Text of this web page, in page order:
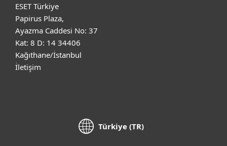
ESET Türkiye
Papirus Plaza,
Ayazma Caddesi No: 37
Kat: 8 D: 14 34406
Kağıthane/İstanbul
İletişim
Türkiye (TR)